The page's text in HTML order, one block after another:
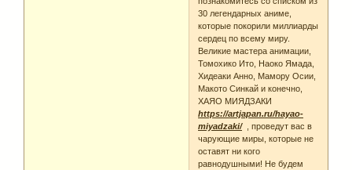
30 легендарных аниме,
которые покорили миллиарды
сердец по всему миру.
Великие мастера анимации,
Томохико Ито, Наоко Ямада,
Хидеаки Анно, Мамору Осии,
Макото Синкай и конечно,
ХАЯО МИЯДЗАКИ
https://artjapan.ru/hayao-
miyadzaki/, проведут вас в
чарующие миры, которые не
оставят ни кого
равнодушными! Не будем